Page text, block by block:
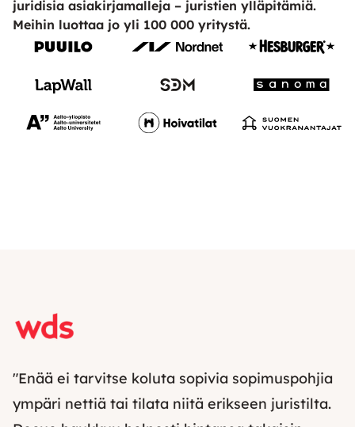
juridisia asiakirjamalleja – juristien ylläpitämiä.
Meihin luottaa jo yli 100 000 yritystä.
"Enää ei tarvitse koluta sopivia sopimuspohjia
ympäri nettiä tai tilata niitä erikseen juristilta.